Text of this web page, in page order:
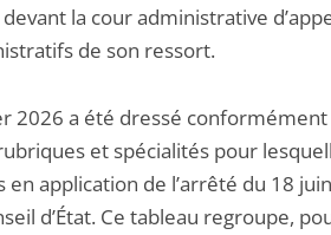
la cour administrative
de son ressort.
2026 a été dressé conformément
et spécialités pour
application de l’arrêté du 18
d’État. Ce tableau regroupe,